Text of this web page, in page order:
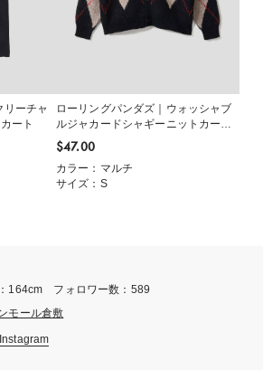
リーチャ
ート
ローリングパンダズ｜ウォッシャブ
ルジャカードシャギーニットカーデ
ィガン
$‌47.00
カラー：マルチ
サイズ：S
164cm フォロワー数：589
モール倉敷
Instagram